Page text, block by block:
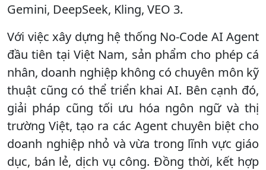
Gemini, DeepSeek, Kling, VEO 3.
Với việc xây dựng hệ thống No-Code AI Agent
đầu tiên tại Việt Nam, sản phẩm cho phép cá
nhân, doanh nghiệp không có chuyên môn kỹ
thuật cũng có thể triển khai AI. Bên cạnh đó,
giải pháp cũng tối ưu hóa ngôn ngữ và thị
trường Việt, tạo ra các Agent chuyên biệt cho
doanh nghiệp nhỏ và vừa trong lĩnh vực giáo
dục, bán lẻ, dịch vụ công. Đồng thời, kết hợp